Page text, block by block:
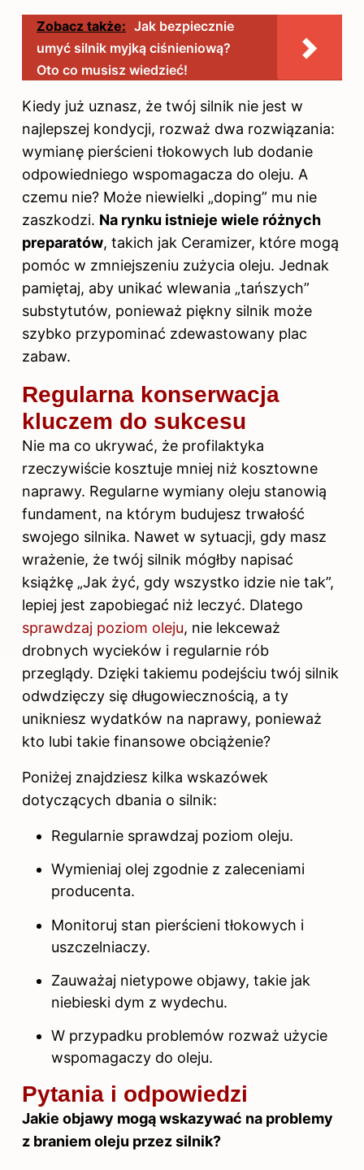
Zobacz także: Jak bezpiecznie
umyć silnik myjką ciśnieniową?
Oto co musisz wiedzieć!
Kiedy już uznasz, że twój silnik nie jest w
najlepszej kondycji, rozważ dwa rozwiązania:
wymianę pierścieni tłokowych lub dodanie
odpowiedniego wspomagacza do oleju. A
czemu nie? Może niewielki „doping” mu nie
zaszkodzi. Na rynku istnieje wiele różnych
preparatów, takich jak Ceramizer, które mogą
pomóc w zmniejszeniu zużycia oleju. Jednak
pamiętaj, aby unikać wlewania „tańszych”
substytutów, ponieważ piękny silnik może
szybko przypominać zdewastowany plac
zabaw.
Regularna konserwacja
kluczem do sukcesu
Nie ma co ukrywać, że profilaktyka
rzeczywiście kosztuje mniej niż kosztowne
naprawy. Regularne wymiany oleju stanowią
fundament, na którym budujesz trwałość
swojego silnika. Nawet w sytuacji, gdy masz
wrażenie, że twój silnik mógłby napisać
książkę „Jak żyć, gdy wszystko idzie nie tak”,
lepiej jest zapobiegać niż leczyć. Dlatego
sprawdzaj poziom oleju, nie lekceważ
drobnych wycieków i regularnie rób
przeglądy. Dzięki takiemu podejściu twój silnik
odwdzięczy się długowiecznością, a ty
unikniesz wydatków na naprawy, ponieważ
kto lubi takie finansowe obciążenie?
Poniżej znajdziesz kilka wskazówek
dotyczących dbania o silnik:
Regularnie sprawdzaj poziom oleju.
Wymieniaj olej zgodnie z zaleceniami
producenta.
Monitoruj stan pierścieni tłokowych i
uszczelniaczy.
Zauważaj nietypowe objawy, takie jak
niebieski dym z wydechu.
W przypadku problemów rozważ użycie
wspomagaczy do oleju.
Pytania i odpowiedzi
Jakie objawy mogą wskazywać na problemy
z braniem oleju przez silnik?